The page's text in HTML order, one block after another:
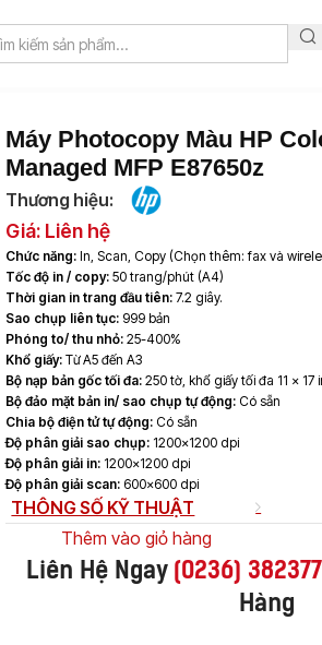
Máy Photocopy Màu HP
Managed MFP E87650z
Thương hiệu:
Giá: Liên hệ
Chức năng: In, Scan, Copy (Chọn thêm: fax và
Tốc độ in / copy: 50 trang/phút (A4)
Thời gian in trang đầu tiên: 7.2 giây.
Sao chụp liên tục: 999 bản
Phóng to/ thu nhỏ: 25-400%
Khổ giấy: Từ A5 đến A3
Bộ nạp bản gốc tối đa: 250 tờ, khổ giấy tối đa 11 x 17
Bộ đảo mặt bản in/ sao chụp tự động: Có sẵn
Chia bộ điện tử tự động: Có sẵn
Độ phân giải sao chụp: 1200×1200 dpi
Độ phân giải in: 1200×1200 dpi
Độ phân giải scan: 600×600 dpi
THÔNG SỐ KỸ THUẬT
Thêm vào giỏ hàng
Liên Hệ Ngay (0236)
Hàng